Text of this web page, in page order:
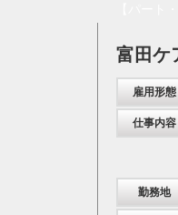
富田ケ
雇用形態
仕事内容
勤務地